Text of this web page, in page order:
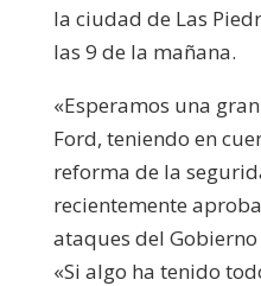
la ciudad de Las
las 9 de la mañana.
«Esperamos una
Ford, teniendo en
reforma de la
recientemente
ataques del
«Si algo ha tenido